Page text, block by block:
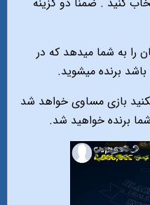
را به شما میدهد که در
بازی مساوی خواهد شد
برنده خواهید شد.